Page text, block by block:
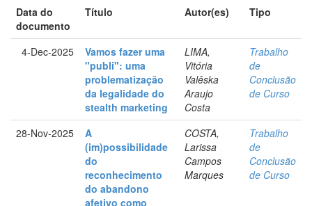
Data do
documento
Título Autor(es) Tipo
4-Dec-2025
Vamos fazer uma
"publi": uma
problematização
da legalidade do
stealth marketing
LIMA,
Vitória
Valêska
Araujo
Costa
Trabalho
de
Conclusão
de Curso
28-Nov-2025
A
(im)possibilidade
do
reconhecimento
do abandono
afetivo como
COSTA,
Larissa
Campos
Marques
Trabalho
de
Conclusão
de Curso